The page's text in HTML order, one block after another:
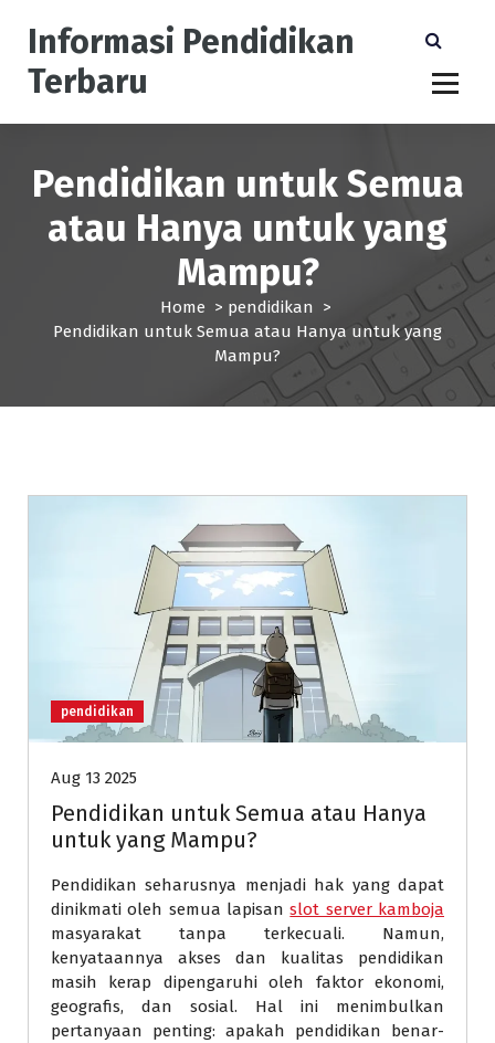
Informasi Pendidikan
Terbaru
Pendidikan untuk Semua
atau Hanya untuk yang
Mampu?
Home > pendidikan >
Pendidikan untuk Semua atau Hanya untuk yang
Mampu?
pendidikan
Aug 13 2025
Pendidikan untuk Semua atau Hanya
untuk yang Mampu?
Pendidikan seharusnya menjadi hak yang dapat
dinikmati oleh semua lapisanslot server kamboja
masyarakat tanpa terkecuali. Namun,
kenyataannya akses dan kualitas pendidikan
masih kerap dipengaruhi oleh faktor ekonomi,
geografis, dan sosial. Hal ini menimbulkan
pertanyaan penting: apakah pendidikan benar-